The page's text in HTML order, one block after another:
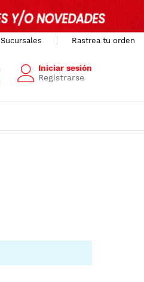
Sucursales Rastrea tu orden
Iniciar sesión
Registrarse